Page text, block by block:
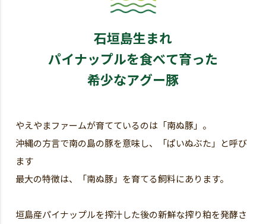
石垣島生まれ
パイナップルを食べて育った
希少なアグー豚
やえやまファームが育てているのは「南ぬ豚」。
沖縄の方言で南の島の豚を意味し、「ぱいぬぶた」と呼び
ます
最大の特徴は、「南ぬ豚」を育てる飼料にあります。
垣島産パイナップルを搾汁した後の新鮮な搾り粕を発酵さ